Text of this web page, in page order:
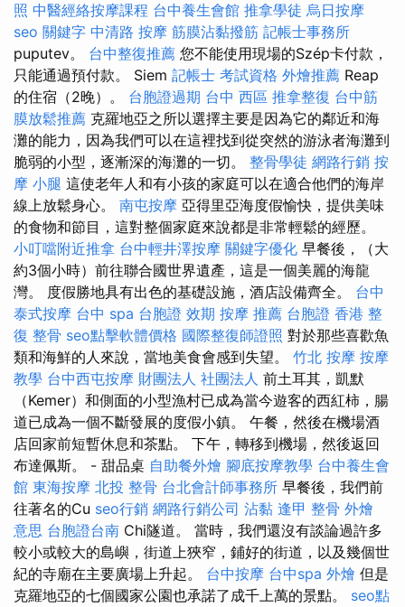
照 中醫經絡按摩課程 台中養生會館 推拿學徒 烏日按摩
seo 關鍵字 中清路 按摩 筋膜沾黏撥筋 記帳士事務所
puputev。 台中整復推薦 您不能使用現場的Szép卡付款，
只能通過預付款。 Siem 記帳士 考試資格 外燴推薦 Reap
的住宿（2晚）。 台胞證過期 台中 西區 推拿整復 台中筋
膜放鬆推薦 克羅地亞之所以選擇主要是因為它的鄰近和海
灘的能力，因為我們可以在這裡找到從突然的游泳者海灘到
脆弱的小型，逐漸深的海灘的一切。 整骨學徒 網路行銷 按
摩 小腿 這使老年人和有小孩的家庭可以在適合他們的海岸
線上放鬆身心。 南屯按摩 亞得里亞海度假愉快，提供美味
的食物和節目，這對整個家庭來說都是非常輕鬆的經歷。
小叮噹附近推拿 台中輕井澤按摩 關鍵字優化 早餐後，（大
約3個小時）前往聯合國世界遺產，這是一個美麗的海龍
灣。 度假勝地具有出色的基礎設施，酒店設備齊全。 台中
泰式按摩 台中 spa 台胞證 效期 按摩 推薦 台胞證 香港 整
復 整骨 seo點擊軟體價格 國際整復師證照 對於那些喜歡魚
類和海鮮的人來說，當地美食會感到失望。 竹北 按摩 按摩
教學 台中西屯按摩 財團法人 社團法人 前土耳其，凱默
（Kemer）和側面的小型漁村已成為當今遊客的西紅柿，腸
道已成為一個不斷發展的度假小鎮。 午餐，然後在機場酒
店回家前短暫休息和茶點。 下午，轉移到機場，然後返回
布達佩斯。 - 甜品桌 自助餐外燴 腳底按摩教學 台中養生會
館 東海按摩 北投 整骨 台北會計師事務所 早餐後，我們前
往著名的Cu seo行銷 網路行銷公司 沾黏 逢甲 整骨 外燴
意思 台胞證台南 Chi隧道。 當時，我們還沒有談論過許多
較小或較大的島嶼，街道上狹窄，鋪好的街道，以及幾個世
紀的寺廟在主要廣場上升起。 台中按摩 台中spa 外燴 但是
克羅地亞的七個國家公園也承諾了成千上萬的景點。 seo點